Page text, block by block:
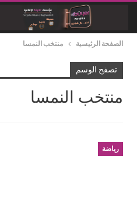
الصفحة الرئيسية منتخب النمسا
تصفح الوسم
منتخب النمسا
رياضة